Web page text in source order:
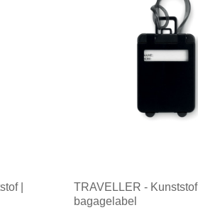
|
TRAVELLER - Kunststof
bagagelabel